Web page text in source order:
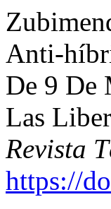
Anti-
De 9 De
Las
Revista
https://